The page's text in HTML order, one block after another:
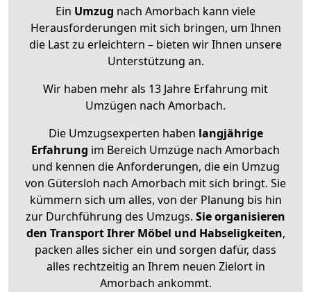
Ein Umzug nach Amorbach kann viele
Herausforderungen mit sich bringen, um Ihnen
die Last zu erleichtern – bieten wir Ihnen unsere
Unterstützung an.
Wir haben mehr als 13 Jahre Erfahrung mit
Umzügen nach Amorbach.
Die Umzugsexperten haben langjährige
Erfahrung im Bereich Umzüge nach Amorbach
und kennen die Anforderungen, die ein Umzug
von Gütersloh nach Amorbach mit sich bringt. Sie
kümmern sich um alles, von der Planung bis hin
zur Durchführung des Umzugs. Sie organisieren
den Transport Ihrer Möbel und Habseligkeiten,
packen alles sicher ein und sorgen dafür, dass
alles rechtzeitig an Ihrem neuen Zielort in
Amorbach ankommt.